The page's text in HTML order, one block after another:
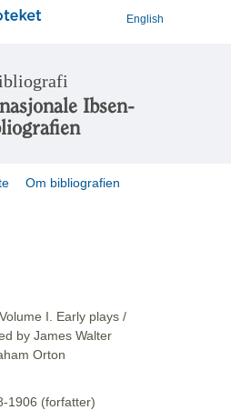
English
Ibsen-
Om bibliografien
I. Early plays /
by James Walter
Orton
1906 (forfatter)